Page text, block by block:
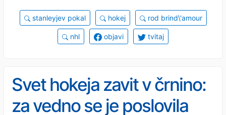
stanleyjev pokal hokej rod brind\'amour
nhl objavi tvitaj
Svet hokeja zavit v črnino:
za vedno se je poslovila